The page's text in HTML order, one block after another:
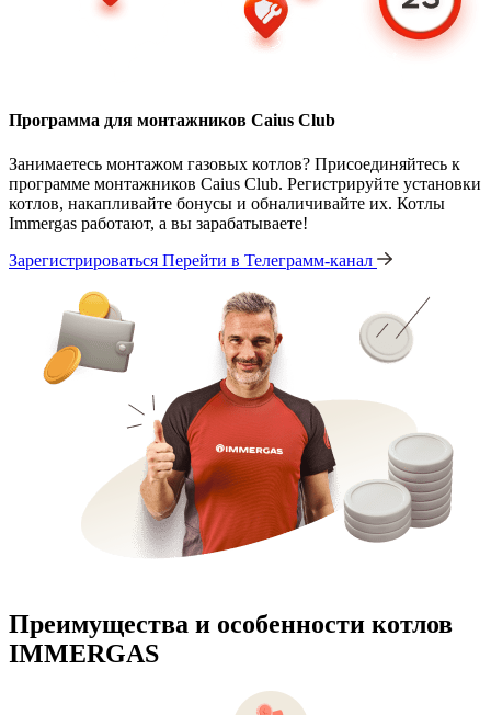
Программа для монтажников Caius Club
Занимаетесь монтажом газовых котлов? Присоединяйтесь к
программе монтажников Caius Club. Регистрируйте установки
котлов, накапливайте бонусы и обналичивайте их. Котлы
Immergas работают, а вы зарабатываете!
Зарегистрироваться Перейти в Телеграмм-канал
Преимущества и особенности котлов
IMMERGAS